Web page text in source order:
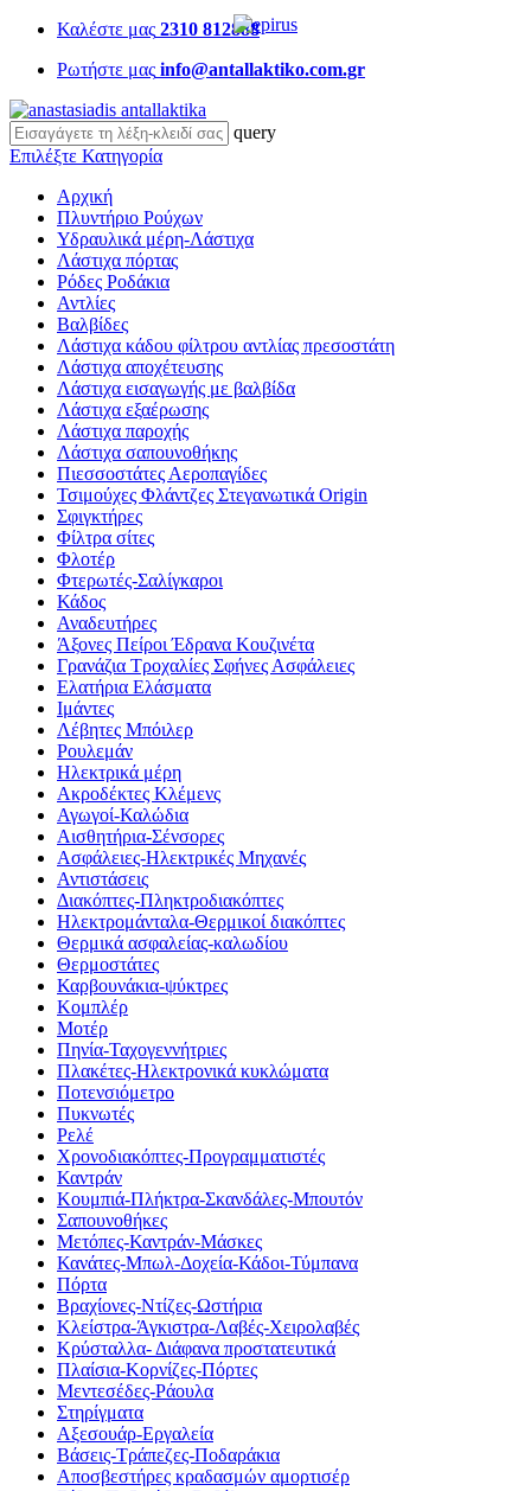
Καλέστε μας 2310 812888
Ρωτήστε μας info@antallaktiko.com.gr
query
Επιλέξτε Κατηγορία
Αρχική
Πλυντήριο Ρούχων
Υδραυλικά μέρη-Λάστιχα
Λάστιχα πόρτας
Ρόδες Ροδάκια
Αντλίες
Βαλβίδες
Λάστιχα κάδου φίλτρου αντλίας πρεσοστάτη
Λάστιχα αποχέτευσης
Λάστιχα εισαγωγής με βαλβίδα
Λάστιχα εξαέρωσης
Λάστιχα παροχής
Λάστιχα σαπουνοθήκης
Πιεσσοστάτες Αεροπαγίδες
Τσιμούχες Φλάντζες Στεγανωτικά Origin
Σφιγκτήρες
Φίλτρα σίτες
Φλοτέρ
Φτερωτές-Σαλίγκαροι
Κάδος
Αναδευτήρες
Άξονες Πείροι Έδρανα Κουζινέτα
Γρανάζια Τροχαλίες Σφήνες Ασφάλειες
Ελατήρια Ελάσματα
Ιμάντες
Λέβητες Μπόιλερ
Ρουλεμάν
Ηλεκτρικά μέρη
Ακροδέκτες Κλέμενς
Αγωγοί-Καλώδια
Αισθητήρια-Σένσορες
Ασφάλειες-Ηλεκτρικές Μηχανές
Αντιστάσεις
Διακόπτες-Πληκτροδιακόπτες
Ηλεκτρομάνταλα-Θερμικοί διακόπτες
Θερμικά ασφαλείας-καλωδίου
Θερμοστάτες
Καρβουνάκια-ψύκτρες
Κομπλέρ
Μοτέρ
Πηνία-Ταχογεννήτριες
Πλακέτες-Ηλεκτρονικά κυκλώματα
Ποτενσιόμετρο
Πυκνωτές
Ρελέ
Χρονοδιακόπτες-Προγραμματιστές
Καντράν
Κουμπιά-Πλήκτρα-Σκανδάλες-Μπουτόν
Σαπουνοθήκες
Μετόπες-Καντράν-Μάσκες
Κανάτες-Μπωλ-Δοχεία-Κάδοι-Τύμπανα
Πόρτα
Βραχίονες-Ντίζες-Ωστήρια
Κλείστρα-Άγκιστρα-Λαβές-Χειρολαβές
Κρύσταλλα- Διάφανα προστατευτικά
Πλαίσια-Κορνίζες-Πόρτες
Μεντεσέδες-Ράουλα
Στηρίγματα
Αξεσουάρ-Εργαλεία
Βάσεις-Τράπεζες-Ποδαράκια
Αποσβεστήρες κραδασμών αμορτισέρ